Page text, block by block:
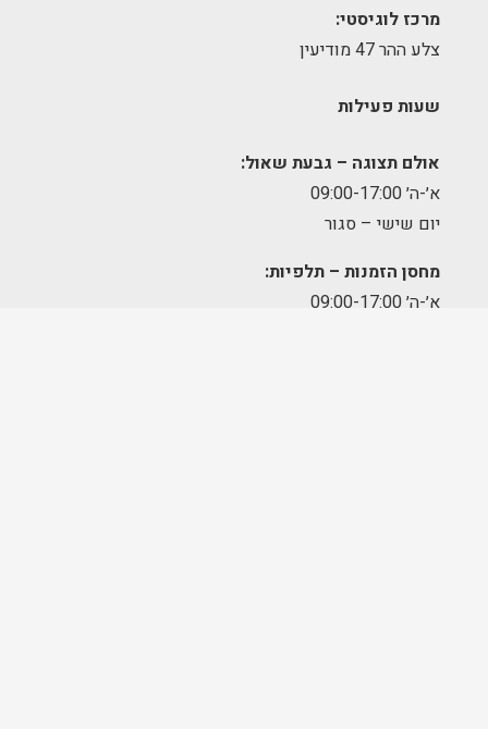
מרכז לוגיסטי:
צלע ההר 47 מודיעין
שעות פעילות
אולם תצוגה – גבעת שאול:
א׳-ה׳ 09:00-17:00
יום שישי – סגור
מחסן הזמנות – תלפיות:
א׳-ה׳ 09:00-17:00